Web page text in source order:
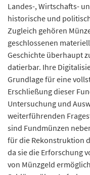
Landes-, Wirtschafts-
historische und
Zugleich gehören
geschlossenen
Geschichte überhaupt
datierbar. Ihre
Grundlage für eine
Erschließung dieser
Untersuchung und
weiterführenden
sind Fundmünzen
für die Rekonstruktion
da sie die Erforschung
von Münzgeld